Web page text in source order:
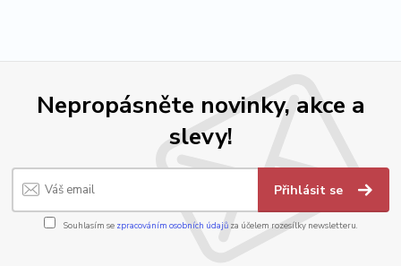
Nepropásněte novinky, akce a
slevy!
Přihlásit se
Souhlasím se zpracováním osobních údajůza účelem rozesílky newsletteru.